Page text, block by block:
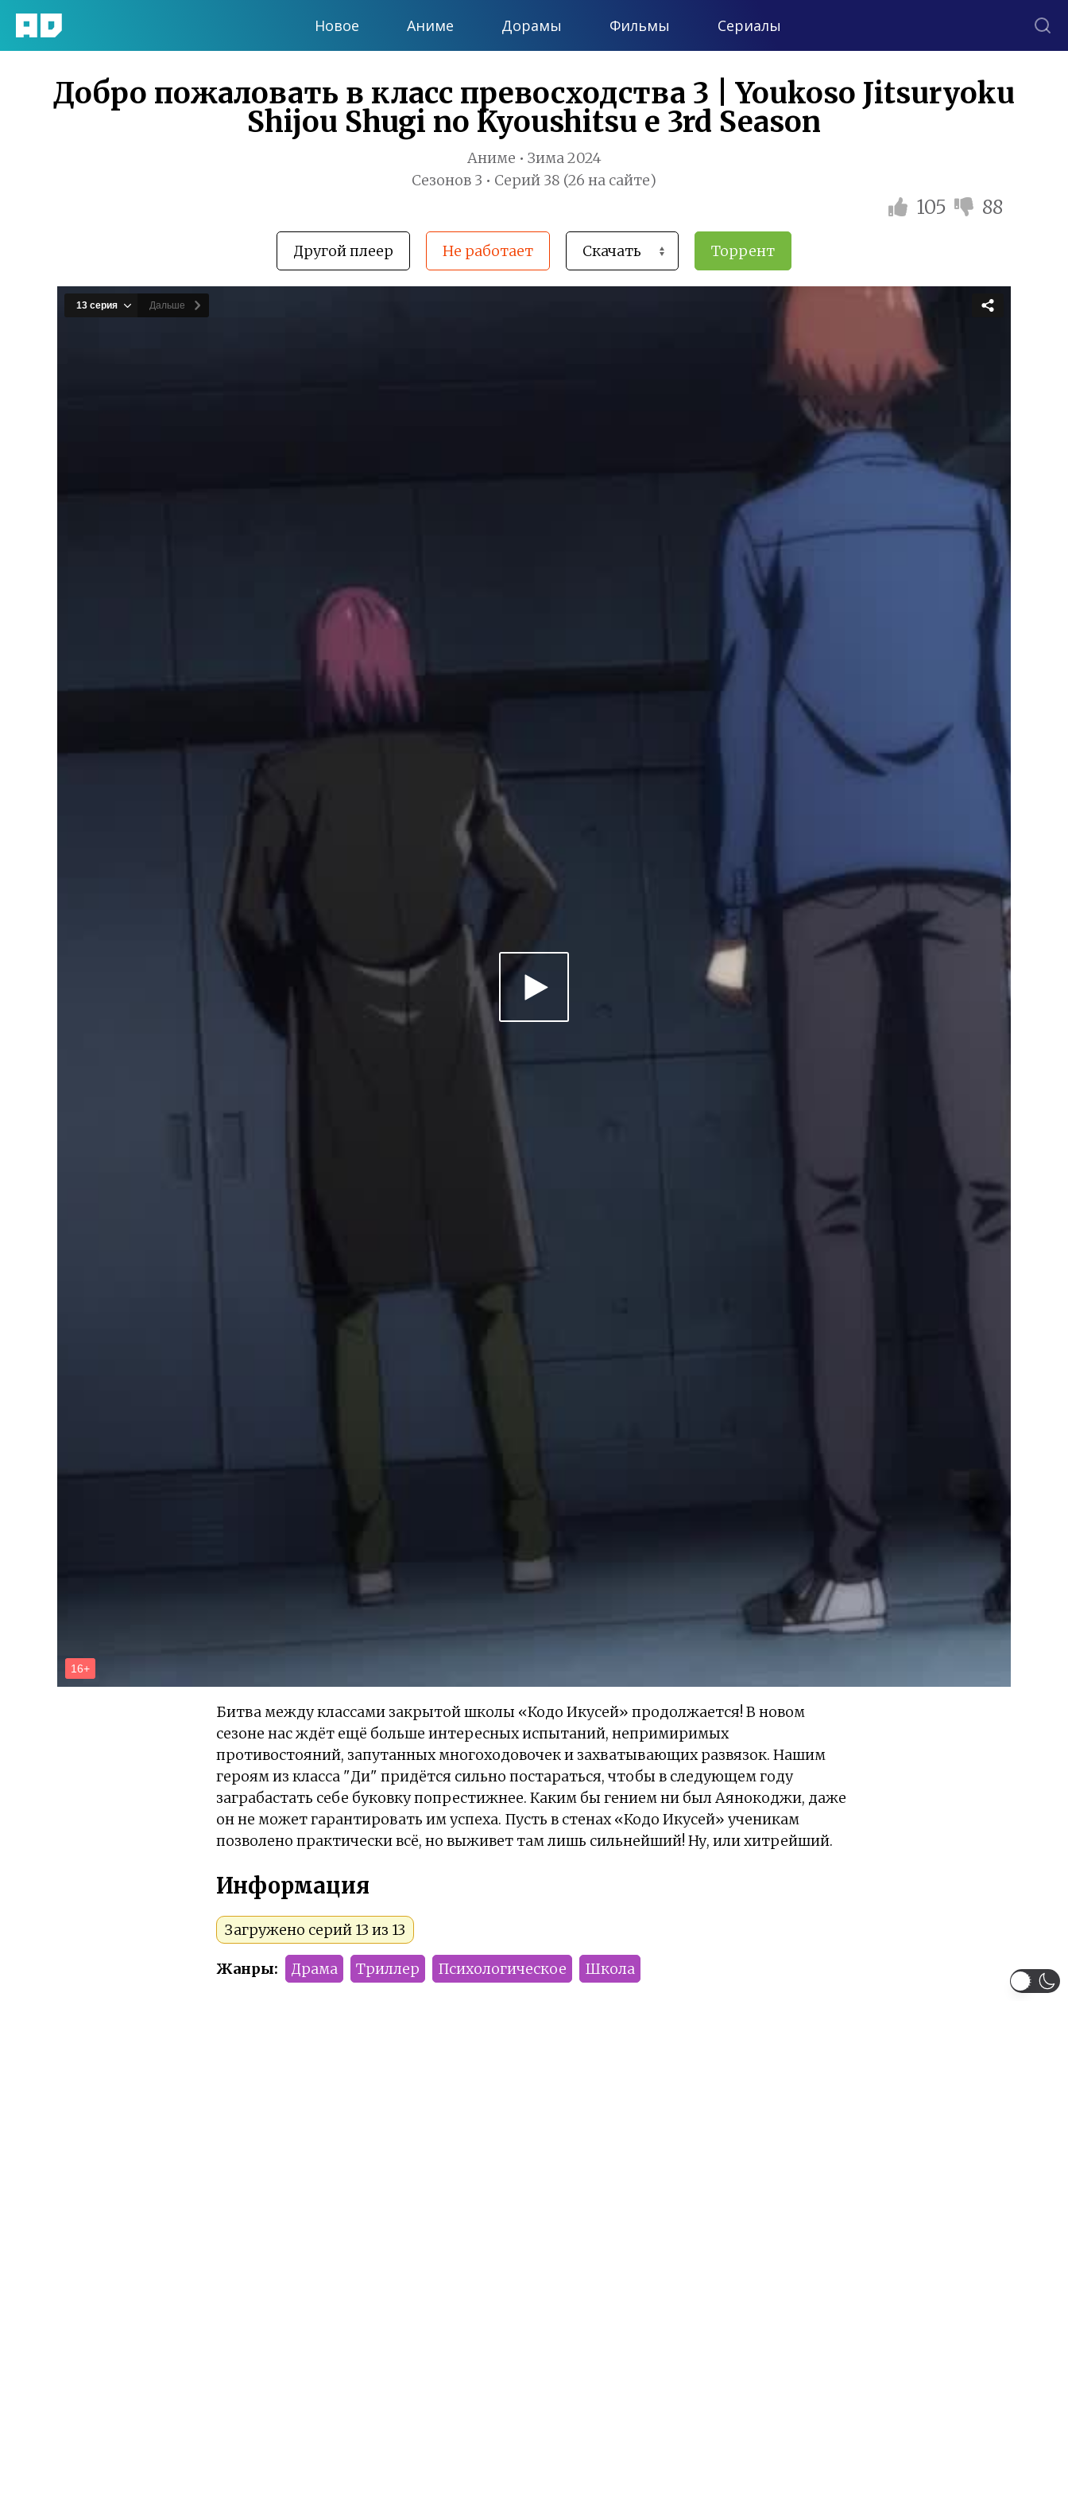
Новое Аниме Дорамы Фильмы Сериалы
Добро пожаловать в класс превосходства 3 | Youkoso Jitsuryoku
Shijou Shugi no Kyoushitsu e 3rd Season
Аниме • Зима 2024
Сезонов 3 • Серий 38 (26 на сайте)
105 88
Другой плеер Не работает Торрент
Битва между классами закрытой школы «Кодо Икусей» продолжается! В новом
сезоне нас ждёт ещё больше интересных испытаний, непримиримых
противостояний, запутанных многоходовочек и захватывающих развязок. Нашим
героям из класса "Ди" придётся сильно постараться, чтобы в следующем году
заграбастать себе буковку попрестижнее. Каким бы гением ни был Аянокоджи, даже
он не может гарантировать им успеха. Пусть в стенах «Кодо Икусей» ученикам
позволено практически всё, но выживет там лишь сильнейший! Ну, или хитрейший.
Информация
Загружено серий 13 из 13
Жанры: Драма Триллер Психологическое Школа